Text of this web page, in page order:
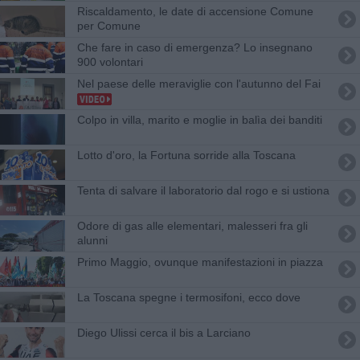
Riscaldamento, le date di accensione Comune
per Comune
Che fare in caso di emergenza? Lo insegnano
900 volontari
Nel paese delle meraviglie con l'autunno del Fai
Colpo in villa, marito e moglie in balìa dei banditi
Lotto d'oro, la Fortuna sorride alla Toscana
Tenta di salvare il laboratorio dal rogo e si ustiona
Odore di gas alle elementari, malesseri fra gli
alunni
Primo Maggio, ovunque manifestazioni in piazza
La Toscana spegne i termosifoni, ecco dove
Diego Ulissi cerca il bis a Larciano